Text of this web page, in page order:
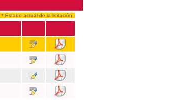
* Estado actual de la licitación